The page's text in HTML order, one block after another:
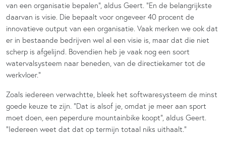
van een organisatie bepalen”, aldus Geert. “En de belangrijkste
daarvan is visie. Die bepaalt voor ongeveer 40 procent de
innovatieve output van een organisatie. Vaak merken we ook dat
er in bestaande bedrijven wel al een visie is, maar dat die niet
scherp is afgelijnd. Bovendien heb je vaak nog een soort
watervalsysteem naar beneden, van de directiekamer tot de
werkvloer.”
Zoals iedereen verwachtte, bleek het softwaresysteem de minst
goede keuze te zijn. “Dat is alsof je, omdat je meer aan sport
moet doen, een peperdure mountainbike koopt”, aldus Geert.
“Iedereen weet dat dat op termijn totaal niks uithaalt.”